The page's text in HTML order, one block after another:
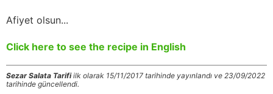
Afiyet olsun...
Click here to see the recipe in English
Sezar Salata Tarifiilk olarak 15/11/2017 tarihinde yayınlandı ve 23/09/2022
tarihinde güncellendi.